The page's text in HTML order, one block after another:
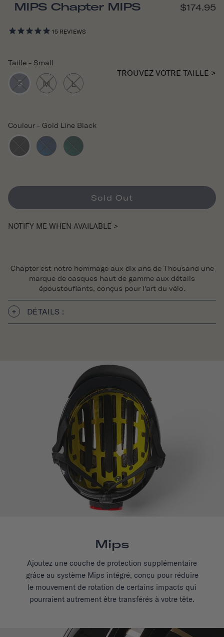
MIPS Chapter MIPS
15 REVIEWS
$174.95
Couleur - Gold Line Black
Taille - Small
S M L
TROUVEZ VOTRE TAILLE >
Sold Out
NOTIFY ME WHEN AVAILABLE >
Chapter est notre hommage aux dix ans de Thousand une
marque de casques haut de gamme aux détails
époustouflants, conçus pour l'art du vélo.
DÉTAILS :
Mips
Ajoutez une couche de protection supplémentaire
grâce au système Mips intégré, conçu pour réduire
le mouvement de rotation de certains impacts qui
pourraient autrement être transférés à votre tête.